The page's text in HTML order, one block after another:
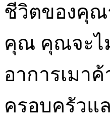
ชีวิตของคุณ
คุณ คุณจะไ
อาการเมา
ครอบครัวแ